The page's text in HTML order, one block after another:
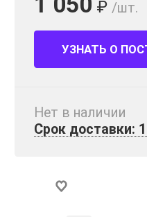
₽ /шт.
УЗНАТЬ О
Нет в наличии
Срок доставки: